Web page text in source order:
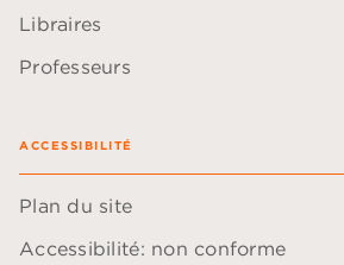
Libraires
Professeurs
ACCESSIBILITÉ
Plan du site
Accessibilité: non conforme